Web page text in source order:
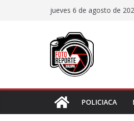
jueves 6 de agosto de
POLICIACA